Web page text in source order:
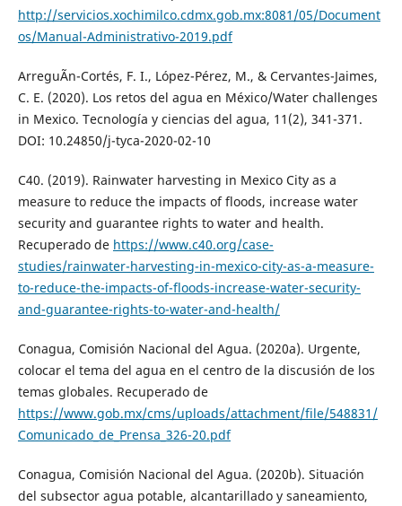
http://servicios.xochimilco.cdmx.gob.mx:8081/05/Document
os/Manual-Administrativo-2019.pdf
ArreguÃ­n-Cortés, F. I., López-Pérez, M., & Cervantes-Jaimes,
C. E. (2020). Los retos del agua en México/Water challenges
in Mexico. Tecnología y ciencias del agua, 11(2), 341-371.
DOI: 10.24850/j-tyca-2020-02-10
C40. (2019). Rainwater harvesting in Mexico City as a
measure to reduce the impacts of floods, increase water
security and guarantee rights to water and health.
Recuperado de https://www.c40.org/case-
studies/rainwater-harvesting-in-mexico-city-as-a-measure-
to-reduce-the-impacts-of-floods-increase-water-security-
and-guarantee-rights-to-water-and-health/
Conagua, Comisión Nacional del Agua. (2020a). Urgente,
colocar el tema del agua en el centro de la discusión de los
temas globales. Recuperado de
https://www.gob.mx/cms/uploads/attachment/file/548831/
Comunicado_de_Prensa_326-20.pdf
Conagua, Comisión Nacional del Agua. (2020b). Situación
del subsector agua potable, alcantarillado y saneamiento,